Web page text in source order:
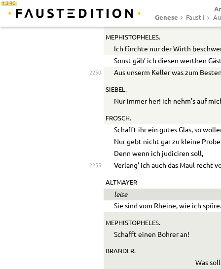
1.3 RC
Genese
Faust I
SIEBEL.
Wir mögen das nicht wieder
MEPHISTOPHELES.
Ich fürchte nur der Wirth
Sonst gäb’ ich diesen werthen
2250 Aus unserm Keller was zum
SIEBEL.
Nur immer her! ich nehm’s auf
FROSCH.
Schafft ihr ein gutes Glas, so
Nur gebt nicht gar zu kleine
Denn wenn ich judiciren soll,
2255 Verlang’ ich auch das Maul recht
ALTMAYER
leise
Sie sind vom Rheine, wie ich
MEPHISTOPHELES.
Schafft einen Bohrer an!
BRANDER.
Was